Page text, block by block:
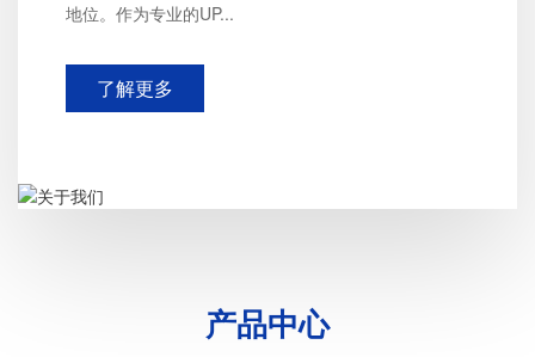
地位。作为专业的UP...
了解更多
产品中心